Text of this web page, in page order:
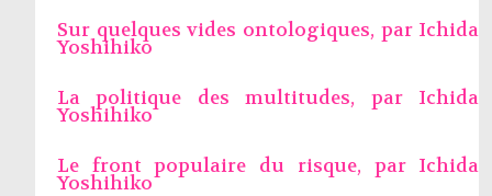
Sur quelques vides ontologiques, par Ichida
Yoshihiko
La politique des multitudes, par Ichida
Yoshihiko
Le front populaire du risque, par Ichida
Yoshihiko